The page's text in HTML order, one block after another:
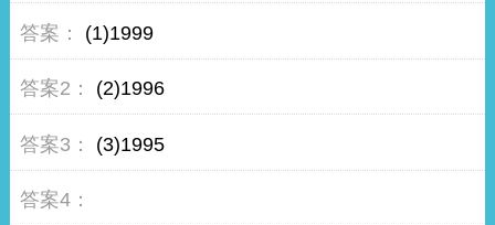
(1)1999
(2)1996
(3)1995